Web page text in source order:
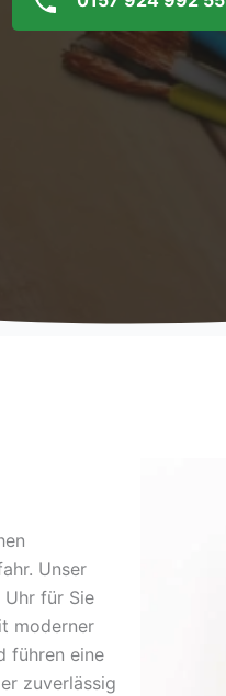
Unser
für Sie
moderner
führen eine
zuverlässig